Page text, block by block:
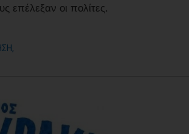
επέλεξαν οι πολίτες.
,